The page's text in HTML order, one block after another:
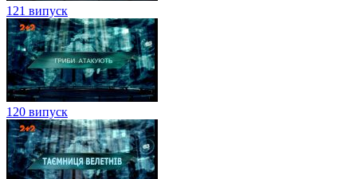
121 випуск
120 випуск